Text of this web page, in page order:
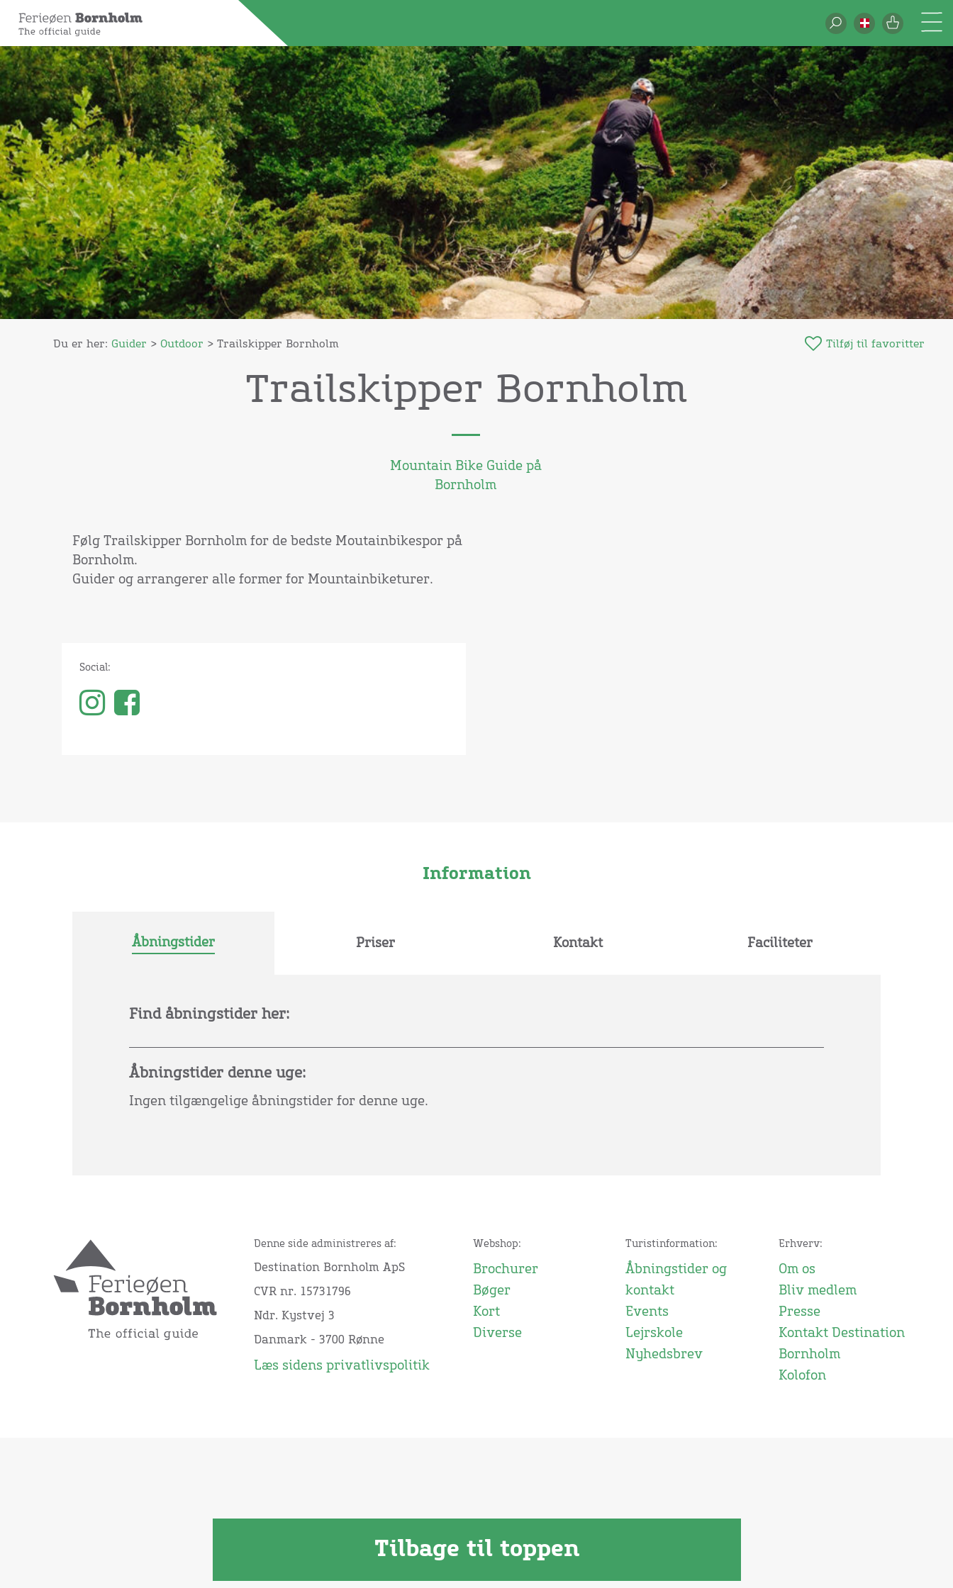
Du er her: Guider > Outdoor > Trailskipper Bornholm Tilføj til favoritter
Trailskipper Bornholm
Mountain Bike Guide på
Bornholm
Følg Trailskipper Bornholm for de bedste Moutainbikespor på
Bornholm.
Guider og arrangerer alle former for Mountainbiketurer.
Social:
Information
Åbningstider Priser Kontakt Faciliteter
Find åbningstider her:
Åbningstider denne uge:
Ingen tilgængelige åbningstider for denne uge.
Denne side administreres af:
Destination Bornholm ApS
CVR nr. 15731796
Ndr. Kystvej 3
Danmark - 3700 Rønne
Læs sidens privatlivspolitik
Webshop:
Brochurer
Bøger
Kort
Diverse
Turistinformation:
Åbningstider og
kontakt
Events
Lejrskole
Nyhedsbrev
Erhverv:
Om os
Bliv medlem
Presse
Kontakt Destination
Bornholm
Kolofon
Tilbage til toppen